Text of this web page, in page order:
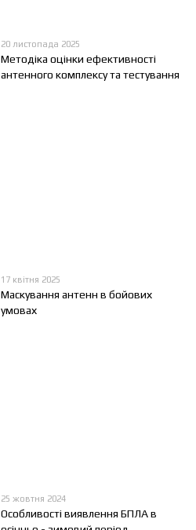
20 листопада 2025
Методіка оцінки ефективності
антенного комплексу та тестування
17 квітня 2025
Маскування антенн в бойових
умовах
25 жовтня 2024
Особливості виявлення БПЛА в